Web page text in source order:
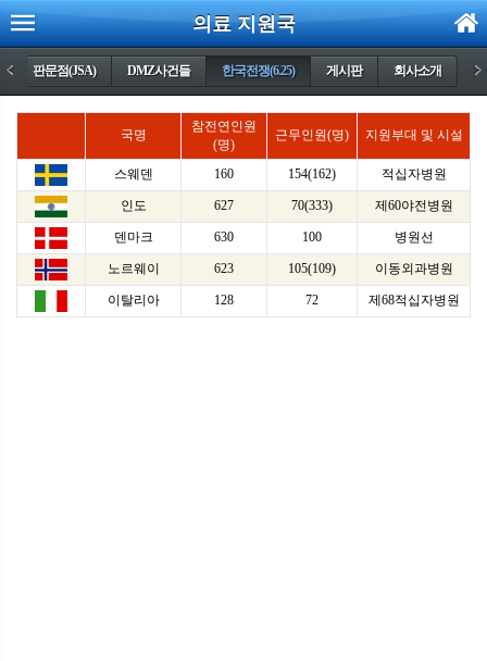
의료 지원국
< 판문점(JSA) DMZ사건들 한국전쟁(6.25) 게시판 회사소개 >
국명
참전연인원
(명)
근무인원(명) 지원부대 및 시설
스웨덴 160 154(162) 적십자병원
인도 627 70(333) 제60야전병원
덴마크 630 100 병원선
노르웨이 623 105(109) 이동외과병원
이탈리아 128 72 제68적십자병원